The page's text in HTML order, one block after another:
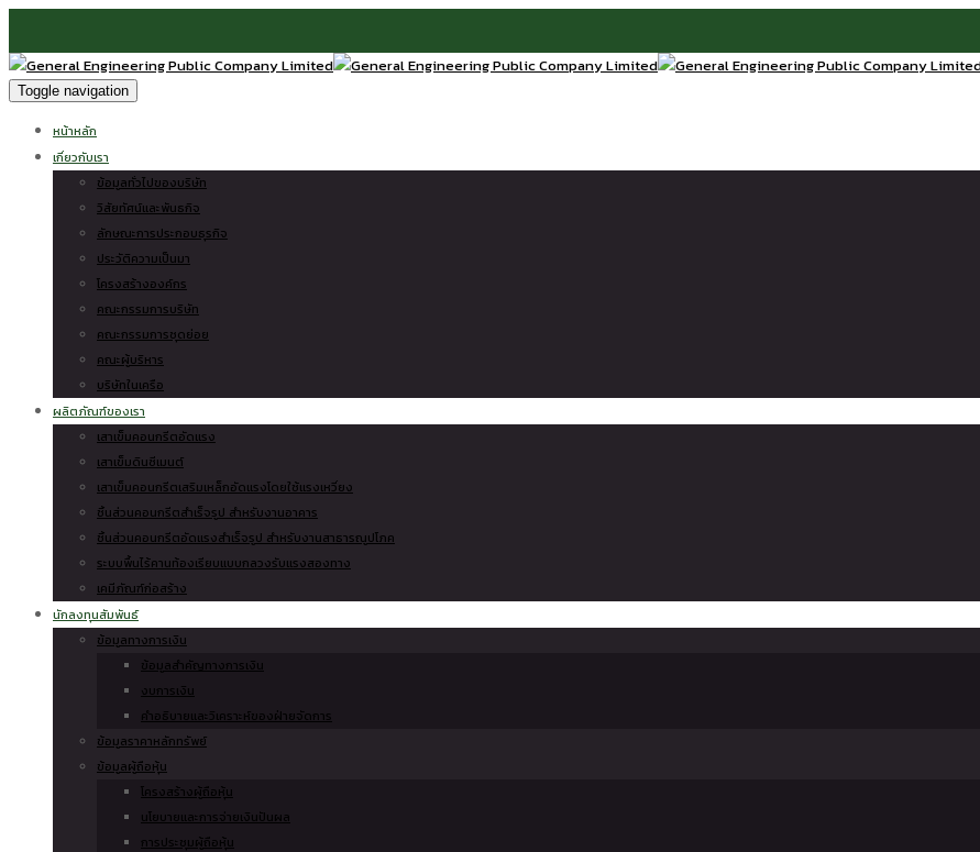
Toggle navigation
หน้าหลัก
เกี่ยวกับเรา
ข้อมูลทั่วไปของบริษัท
วิสัยทัศน์และพันธกิจ
ลักษณะการประกอบธุรกิจ
ประวัติความเป็นมา
โครงสร้างองค์กร
คณะกรรมการบริษัท
คณะกรรมการชุดย่อย
คณะผู้บริหาร
บริษัทในเครือ
ผลิตภัณฑ์ของเรา
เสาเข็มคอนกรีตอัดแรง
เสาเข็มดินซีเมนต์
เสาเข็มคอนกรีตเสริมเหล็กอัดแรงโดยใช้แรงเหวี่ยง
ชิ้นส่วนคอนกรีตสำเร็จรูป สำหรับงานอาคาร
ชิ้นส่วนคอนกรีตอัดแรงสำเร็จรูป สำหรับงานสาธารณูปโภค
ระบบพื้นไร้คานท้องเรียบแบบกลวงรับแรงสองทาง
เคมีภัณฑ์ก่อสร้าง
นักลงทุนสัมพันธ์
ข้อมูลทางการเงิน
ข้อมูลสำคัญทางการเงิน
งบการเงิน
คำอธิบายและวิเคราะห์ของฝ่ายจัดการ
ข้อมูลราคาหลักทรัพย์
ข้อมูลผู้ถือหุ้น
โครงสร้างผู้ถือหุ้น
นโยบายและการจ่ายเงินปันผล
การประชุมผู้ถือหุ้น